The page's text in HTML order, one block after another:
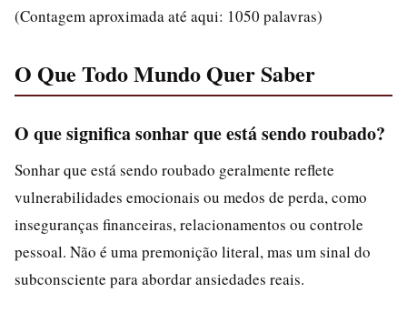
(Contagem aproximada até aqui: 1050 palavras)
O Que Todo Mundo Quer Saber
O que significa sonhar que está sendo roubado?
Sonhar que está sendo roubado geralmente reflete
vulnerabilidades emocionais ou medos de perda, como
inseguranças financeiras, relacionamentos ou controle
pessoal. Não é uma premonição literal, mas um sinal do
subconsciente para abordar ansiedades reais.